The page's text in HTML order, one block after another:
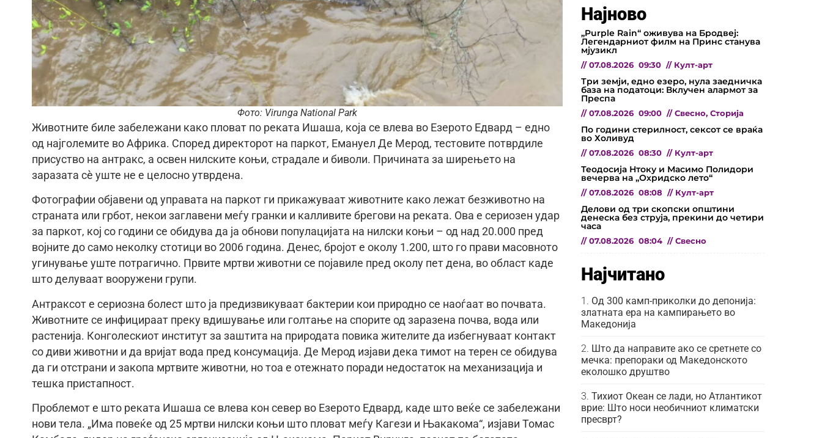
Фото: Virunga National Park
Животните биле забележани како пловат по реката Ишаша, која се влева во Езерото Едвард – едно
од најголемите во Африка. Според директорот на паркот, Емануел Де Мерод, тестовите потврдиле
присуство на антракс, а освен нилските коњи, страдале и биволи. Причината за ширењето на
заразата сè уште не е целосно утврдена.
Фотографии објавени од управата на паркот ги прикажуваат животните како лежат безживотно на
страната или грбот, некои заглавени меѓу гранки и калливите брегови на реката. Ова е сериозен удар
за паркот, кој со години се обидува да ја обнови популацијата на нилски коњи – од над 20.000 пред
војните до само неколку стотици во 2006 година. Денес, бројот е околу 1.200, што го прави масовното
угинување уште потрагично. Првите мртви животни се појавиле пред околу пет дена, во област каде
што делуваат вооружени групи.
Антраксот е сериозна болест што ја предизвикуваат бактерии кои природно се наоѓаат во почвата.
Животните се инфицираат преку вдишување или голтање на спорите од заразена почва, вода или
растенија. Конголескиот институт за заштита на природата повика жителите да избегнуваат контакт
со диви животни и да вријат вода пред консумација. Де Мерод изјави дека тимот на терен се обидува
да ги отстрани и закопа мртвите животни, но тоа е отежнато поради недостаток на механизација и
тешка пристапност.
Проблемот е што реката Ишаша се влева кон север во Езерото Едвард, каде што веќе се забележани
нови тела. „Има повеќе од 25 мртви нилски коњи што пловат меѓу Кагези и Њакакома“, изјави Томас
Најново
„Purple Rain“ оживува на Бродвеј:
Легендарниот филм на Принс станува
мјузикл
// 07.08.2026 09:30 // Култ-арт
Три земји, едно езеро, нула заедничка
база на податоци: Вклучен алармот за
Преспа
// 07.08.2026 09:00 // Свесно, Сторија
По години стерилност, сексот се враќа
во Холивуд
// 07.08.2026 08:30 // Култ-арт
Теодосија Нтоку и Масимо Полидори
вечерва на „Охридско лето“
// 07.08.2026 08:08 // Култ-арт
Делови од три скопски општини
денеска без струја, прекини до четири
часа
// 07.08.2026 08:04 // Свесно
Најчитано
Од 300 камп-приколки до депонија:
златната ера на кампирањето во
Македонија
Што да направите ако се сретнете со
мечка: препораки од Македонското
еколошко друштво
Тихиот Океан се лади, но Атлантикот
врие: Што носи необичниот климатски
пресврт?